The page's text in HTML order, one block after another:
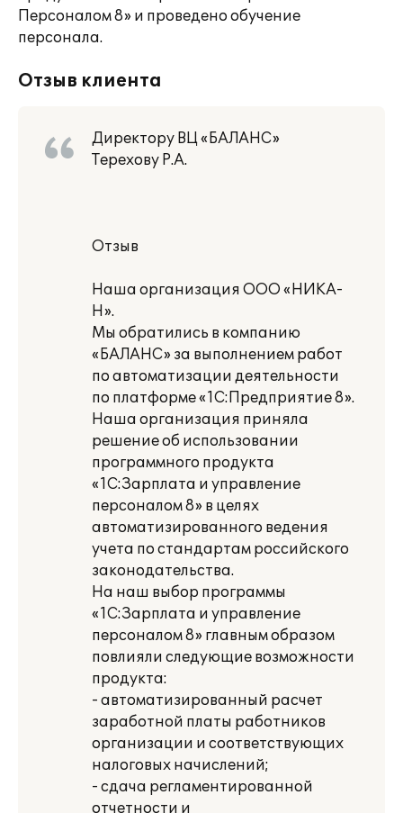
Персоналом 8» и проведено обучение
персонала.
Отзыв клиента
Директору ВЦ «БАЛАНС»
Терехову Р.А.
Отзыв
Наша организация ООО «НИКА-
Н».
Мы обратились в компанию
«БАЛАНС» за выполнением работ
по автоматизации деятельности
по платформе «1С:Предприятие 8».
Наша организация приняла
решение об использовании
программного продукта
«1С:Зарплата и управление
персоналом 8» в целях
автоматизированного ведения
учета по стандартам российского
законодательства.
На наш выбор программы
«1С:Зарплата и управление
персоналом 8» главным образом
повлияли следующие возможности
продукта:
- автоматизированный расчет
заработной платы работников
организации и соответствующих
налоговых начислений;
- сдача регламентированной
отчетности и